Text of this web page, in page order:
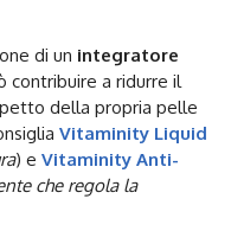
di un integratore
contribuire a ridurre il
della propria pelle
Vitaminity Liquid
) e Vitaminity Anti-
che regola la